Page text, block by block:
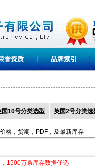
誉资质 品牌索引
国10号分类选型 英国2号分类选
格，货期，PDF，及最新库存
1500万条库存数据任选